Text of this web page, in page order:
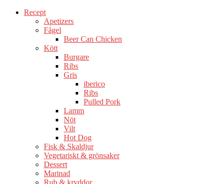
Recept
Apetizers
Fågel
Beer Can Chicken
Kött
Burgare
Ribs
Gris
iberico
Ribs
Pulled Pork
Lamm
Nöt
Vilt
Hot Dog
Fisk & Skaldjur
Vegetariskt & grönsaker
Dessert
Marinad
Rub & kryddor